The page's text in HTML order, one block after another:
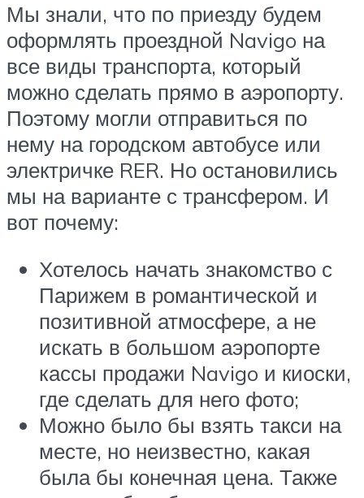
Мы знали, что по приезду будем
оформлять проездной Navigo на
все виды транспорта, который
можно сделать прямо в аэропорту.
Поэтому могли отправиться по
нему на городском автобусе или
электричке RER. Но остановились
мы на варианте с трансфером. И
вот почему:
Хотелось начать знакомство с
Парижем в романтической и
позитивной атмосфере, а не
искать в большом аэропорте
кассы продажи Navigo и киоски,
где сделать для него фото;
Можно было бы взять такси на
месте, но неизвестно, какая
была бы конечная цена. Также